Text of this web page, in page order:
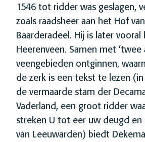
1546 tot ridder was geslagen,
zoals raadsheer aan het Hof
Baarderadeel. Hij is later
Heerenveen. Samen met
veengebieden ontginnen,
de zerk is een tekst te lezen
de vermaarde stam der
Vaderland, een groot ridder
streken U tot eer uw deugd en
van Leeuwarden) biedt